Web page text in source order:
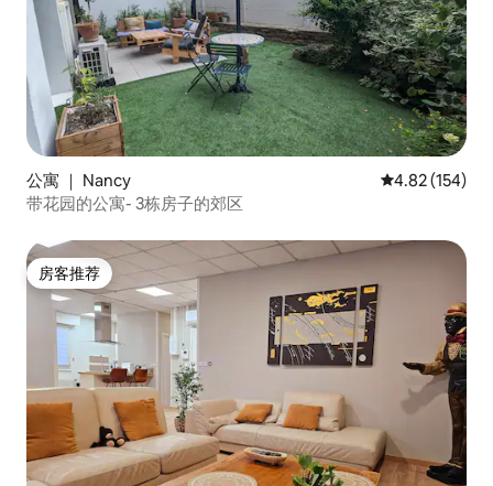
公寓 ｜ Nancy 平均评分 4.82
4.82 (154)
带花园的公寓- 3栋房子的郊区
房客推荐
房客推荐